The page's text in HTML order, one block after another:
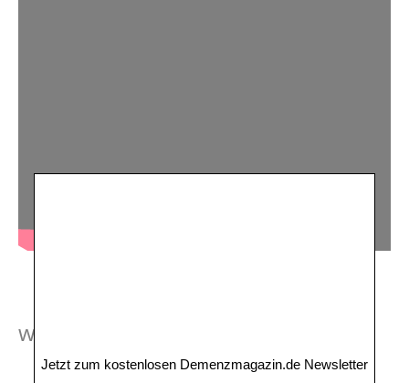
weitere Beiträge zu diesem Thema:
Jetzt zum kostenlosen Demenzmagazin.de Newsletter